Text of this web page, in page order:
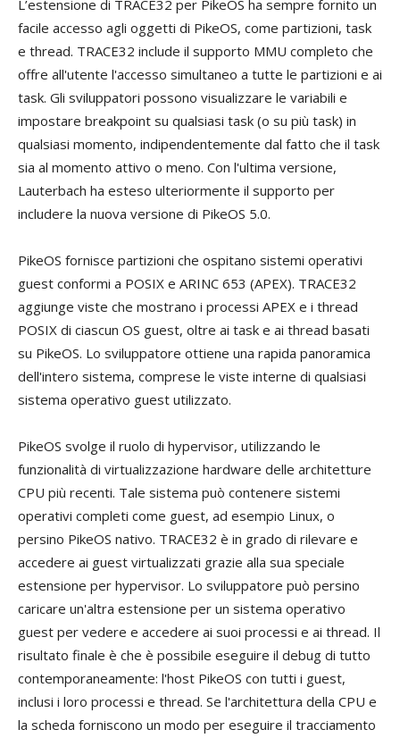
L’estensione di TRACE32 per PikeOS ha sempre fornito un
facile accesso agli oggetti di PikeOS, come partizioni, task
e thread. TRACE32 include il supporto MMU completo che
offre all'utente l'accesso simultaneo a tutte le partizioni e ai
task. Gli sviluppatori possono visualizzare le variabili e
impostare breakpoint su qualsiasi task (o su più task) in
qualsiasi momento, indipendentemente dal fatto che il task
sia al momento attivo o meno. Con l'ultima versione,
Lauterbach ha esteso ulteriormente il supporto per
includere la nuova versione di PikeOS 5.0.
PikeOS fornisce partizioni che ospitano sistemi operativi
guest conformi a POSIX e ARINC 653 (APEX). TRACE32
aggiunge viste che mostrano i processi APEX e i thread
POSIX di ciascun OS guest, oltre ai task e ai thread basati
su PikeOS. Lo sviluppatore ottiene una rapida panoramica
dell'intero sistema, comprese le viste interne di qualsiasi
sistema operativo guest utilizzato.
PikeOS svolge il ruolo di hypervisor, utilizzando le
funzionalità di virtualizzazione hardware delle architetture
CPU più recenti. Tale sistema può contenere sistemi
operativi completi come guest, ad esempio Linux, o
persino PikeOS nativo. TRACE32 è in grado di rilevare e
accedere ai guest virtualizzati grazie alla sua speciale
estensione per hypervisor. Lo sviluppatore può persino
caricare un'altra estensione per un sistema operativo
guest per vedere e accedere ai suoi processi e ai thread. Il
risultato finale è che è possibile eseguire il debug di tutto
contemporaneamente: l'host PikeOS con tutti i guest,
inclusi i loro processi e thread. Se l'architettura della CPU e
la scheda forniscono un modo per eseguire il tracciamento